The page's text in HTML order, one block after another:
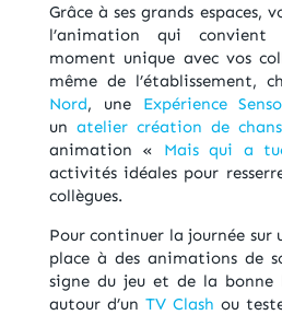
Grâce à ses grands espaces,
l’animation qui
moment unique avec vos
même de l’établissement,
Nord, une Expérience
un atelier création de
animation « Mais qui a
activités idéales pour
collègues.
Pour continuer la journée sur
place à des animations de
signe du jeu et de la bonne
autour d’un TV Clashou